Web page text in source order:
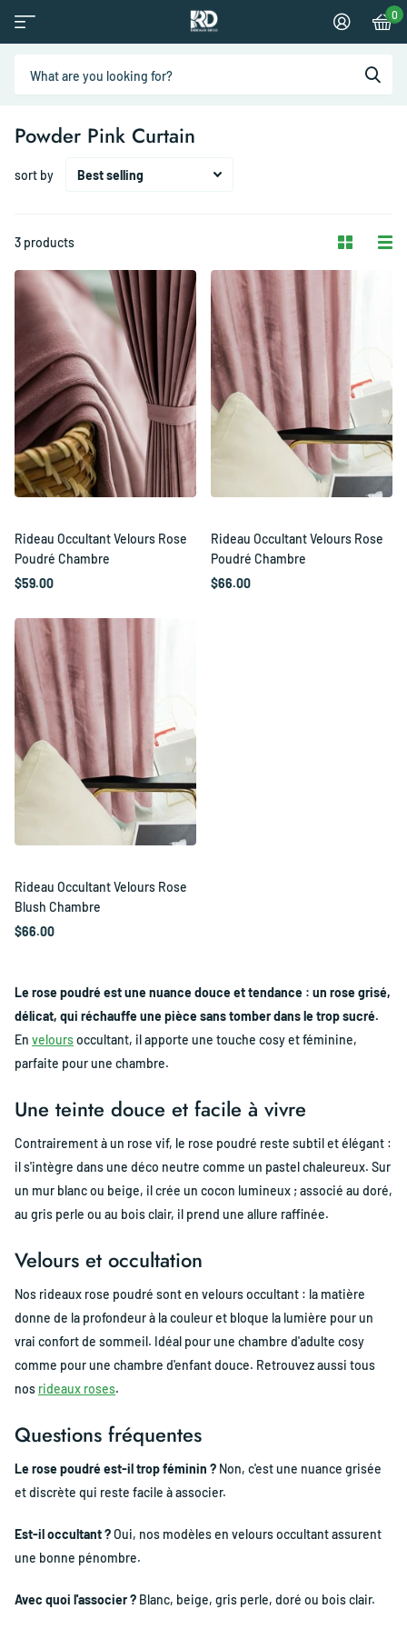
0
Powder Pink Curtain
3 products
sort by
Rideau Occultant Velours Rose
Poudré Chambre
$59.00
Rideau Occultant Velours Rose
Poudré Chambre
$66.00
Rideau Occultant Velours Rose
Blush Chambre
$66.00
Le rose poudré est une nuance douce et tendance : un rose grisé,
délicat, qui réchauffe une pièce sans tomber dans le trop sucré.
En veloursoccultant, il apporte une touche cosy et féminine,
parfaite pour une chambre.
Une teinte douce et facile à vivre
Contrairement à un rose vif, le rose poudré reste subtil et élégant :
il s'intègre dans une déco neutre comme un pastel chaleureux. Sur
un mur blanc ou beige, il crée un cocon lumineux ; associé au doré,
au gris perle ou au bois clair, il prend une allure raffinée.
Velours et occultation
Nos rideaux rose poudré sont en velours occultant : la matière
donne de la profondeur à la couleur et bloque la lumière pour un
vrai confort de sommeil. Idéal pour une chambre d'adulte cosy
comme pour une chambre d'enfant douce. Retrouvez aussi tous
nos rideaux roses.
Questions fréquentes
Le rose poudré est-il trop féminin ? Non, c'est une nuance grisée
et discrète qui reste facile à associer.
Est-il occultant ?Oui, nos modèles en velours occultant assurent
une bonne pénombre.
Avec quoi l'associer ? Blanc, beige, gris perle, doré ou bois clair.